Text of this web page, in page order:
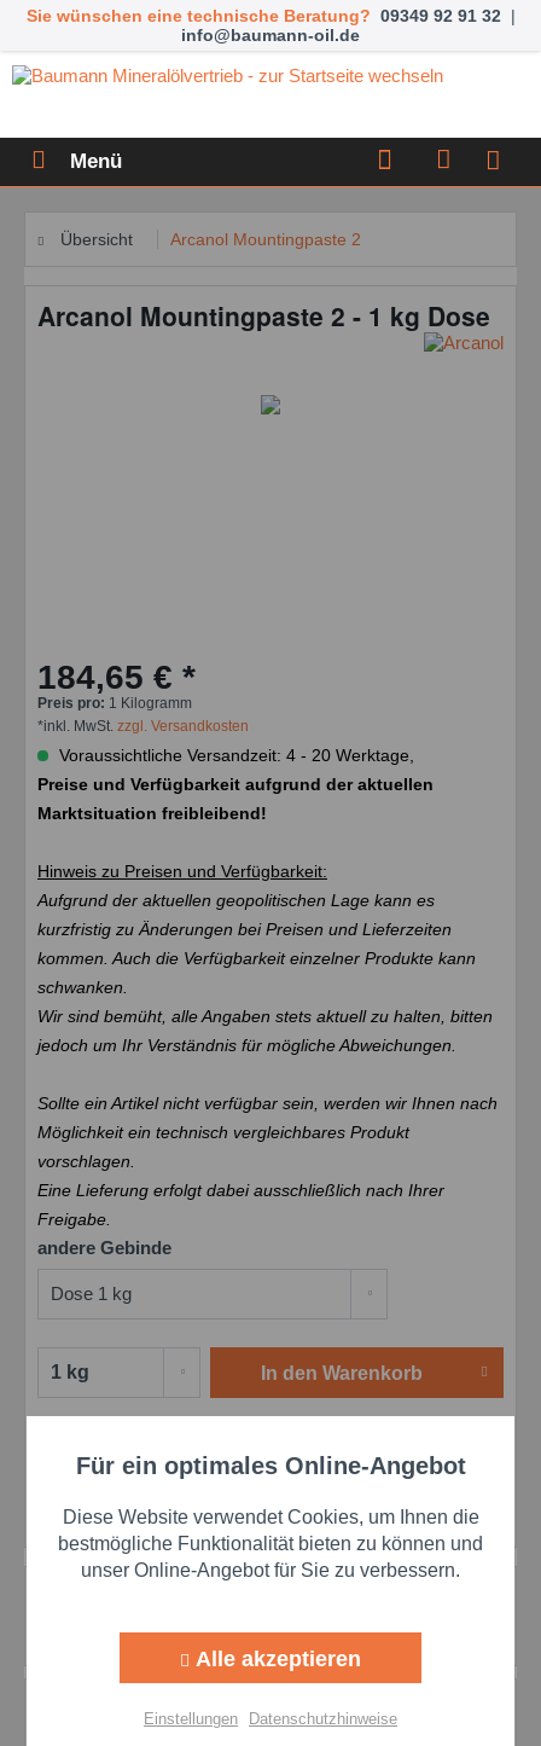
Sie wünschen eine technische Beratung? 09349 92 91 32 |
info@baumann-oil.de
Menü
Übersicht Arcanol Mountingpaste 2
Arcanol Mountingpaste 2 - 1 kg Dose
184,65 € *
Preis pro: 1 Kilogramm
*inkl. MwSt. zzgl. Versandkosten
Voraussichtliche Versandzeit: 4 - 20 Werktage,
Preise und Verfügbarkeit aufgrund der aktuellen
Marktsituation freibleibend!
Hinweis zu Preisen und Verfügbarkeit:
Aufgrund der aktuellen geopolitischen Lage kann es
kurzfristig zu Änderungen bei Preisen und Lieferzeiten
kommen. Auch die Verfügbarkeit einzelner Produkte kann
schwanken.
Wir sind bemüht, alle Angaben stets aktuell zu halten, bitten
jedoch um Ihr Verständnis für mögliche Abweichungen.
Sollte ein Artikel nicht verfügbar sein, werden wir Ihnen nach
Möglichkeit ein technisch vergleichbares Produkt
vorschlagen.
Eine Lieferung erfolgt dabei ausschließlich nach Ihrer
Freigabe.
andere Gebinde
In den Warenkorb
Preis anfragen
EAN:
4054371835446
Bewertungen lesen, schreiben und diskutieren...
Funktionale Aktiv
Marketing Aktiv
Personalisierung Aktiv
Für ein optimales Online-Angebot
Diese Website verwendet Cookies, um Ihnen die
bestmögliche Funktionalität bieten zu können und
unser Online-Angebot für Sie zu verbessern.
Alle akzeptieren
Einstellungen Datenschutzhinweise